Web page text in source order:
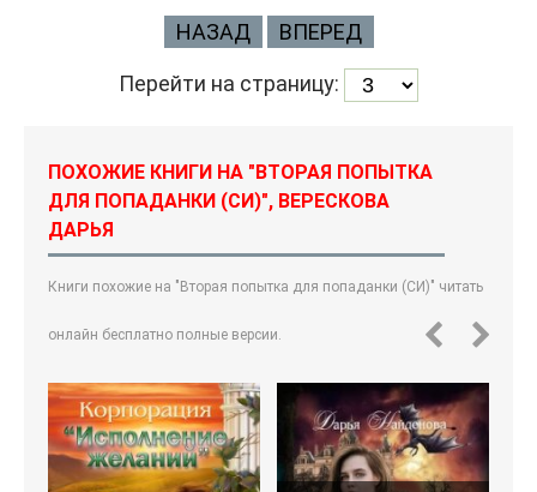
НАЗАД ВПЕРЕД
Перейти на страницу:
ПОХОЖИЕ КНИГИ НА "ВТОРАЯ ПОПЫТКА
ДЛЯ ПОПАДАНКИ (СИ)", ВЕРЕСКОВА
ДАРЬЯ
Книги похожие на "Вторая попытка для попаданки (СИ)" читать
онлайн бесплатно полные версии.